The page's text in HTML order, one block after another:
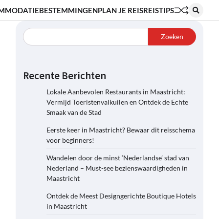
BESTEMMINGENPLAN JE REISREISTIPS
Zoeken
Recente Berichten
Lokale Aanbevolen Restaurants in Maastricht:
Vermijd Toeristenvalkuilen en Ontdek de Echte
Smaak van de Stad
Eerste keer in Maastricht? Bewaar dit reisschema
voor beginners!
Wandelen door de minst ‘Nederlandse’ stad van
Nederland – Must-see bezienswaardigheden in
Maastricht
Ontdek de Meest Designgerichte Boutique Hotels
in Maastricht